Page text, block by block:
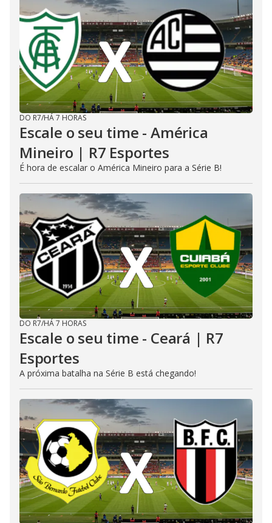
DO R7/HÁ 7 HORAS
Escale o seu time - América
Mineiro | R7 Esportes
É hora de escalar o América Mineiro para a Série B!
DO R7/HÁ 7 HORAS
Escale o seu time - Ceará | R7
Esportes
A próxima batalha na Série B está chegando!